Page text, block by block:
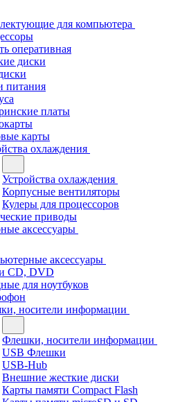
для компьютера
оперативная
диски
питания
платы
карты
охлаждения
Устройства охлаждения
Корпусные вентиляторы
Кулеры для процессоров
приводы
аксессуары
аксессуары
CD, DVD
для ноутбуков
носители информации
Флешки, носители информации
USB Флешки
USB-Hub
Внешние жесткие диски
Карты памяти Compact Flash